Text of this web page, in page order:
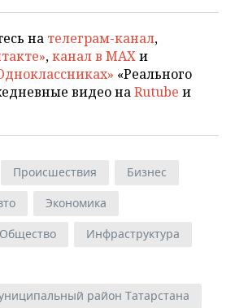
на телеграм-канал,
,канал в MAXи
«Реального
видео наRutube и
Происшествия
Бизнес
Экономика
Общество
Инфраструктура
район Татарстана